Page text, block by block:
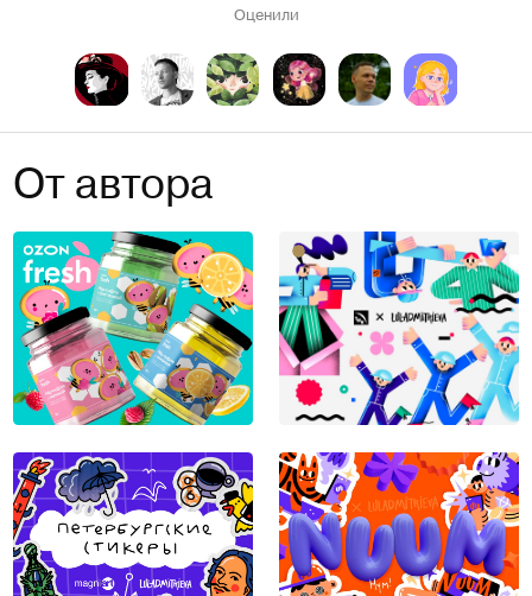
Оценили
От автора